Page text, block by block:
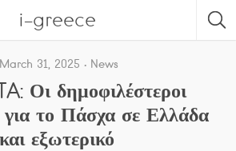
i-greece
March 31, 2025 News
Οι δημοφιλέστεροι
για το Πάσχα σε Ελλάδα
και εξωτερικό